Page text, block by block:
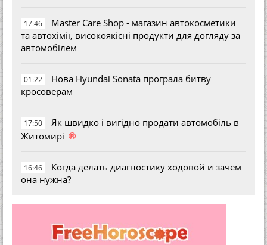
17:46
Master Care Shop - магазин автокосметики
та автохімії, високоякісні продукти для догляду за
автомобілем
01:22
Нова Hyundai Sonata програла битву
кросоверам
17:50
Як швидко і вигідно продати автомобіль в
Житомирі ®
16:46
Когда делать диагностику ходовой и зачем
она нужна?